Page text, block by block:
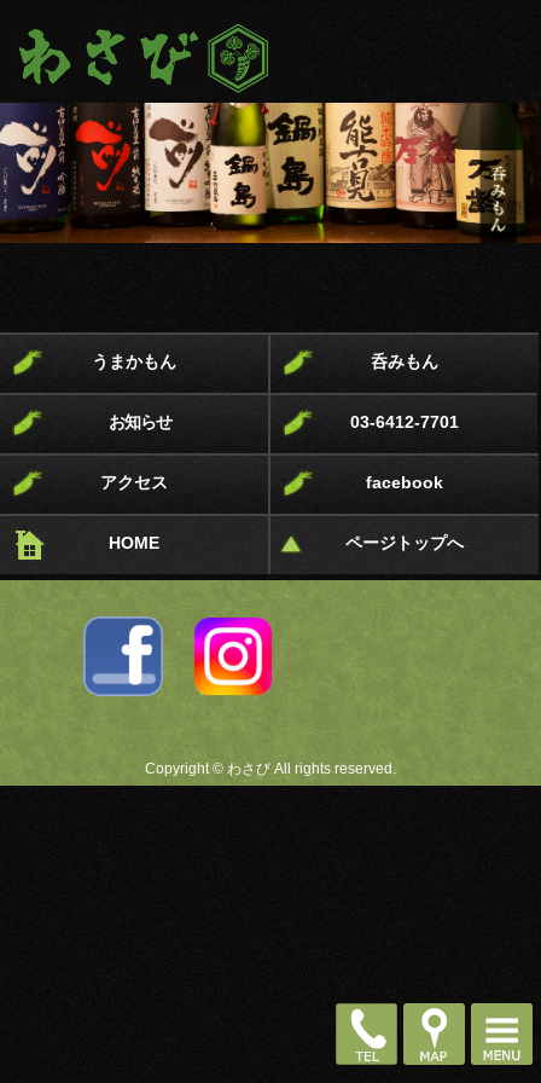
うまかもん 呑みもん
お知らせ 03-6412-7701
アクセス facebook
HOME ページトップへ
Copyright © わさび All rights reserved.